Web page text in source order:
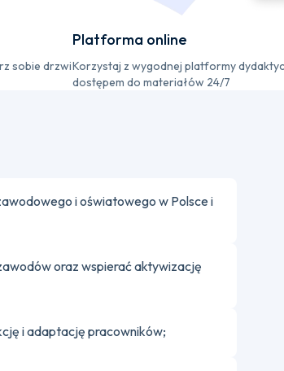
sobie drzwi
Platforma online
Korzystaj z wygodnej platformy
dostępem do materiałów 24/7
i oświatowego w Polsce i
oraz wspierać aktywizację
i adaptację pracowników;